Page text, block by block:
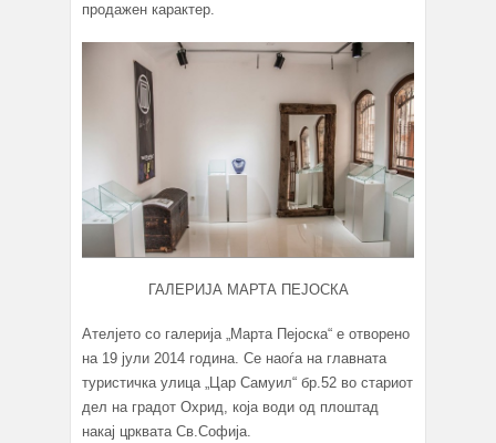
продажен карактер.
ГАЛЕРИЈА МАРТА ПЕЈОСКА
Ателјето со галерија „Марта Пејоска“ е отворено
на 19 јули 2014 година. Се наоѓа на главната
туристичка улица „Цар Самуил“ бр.52 во стариот
дел на градот Охрид, која води од плоштад
накај црквата Св.Софија.